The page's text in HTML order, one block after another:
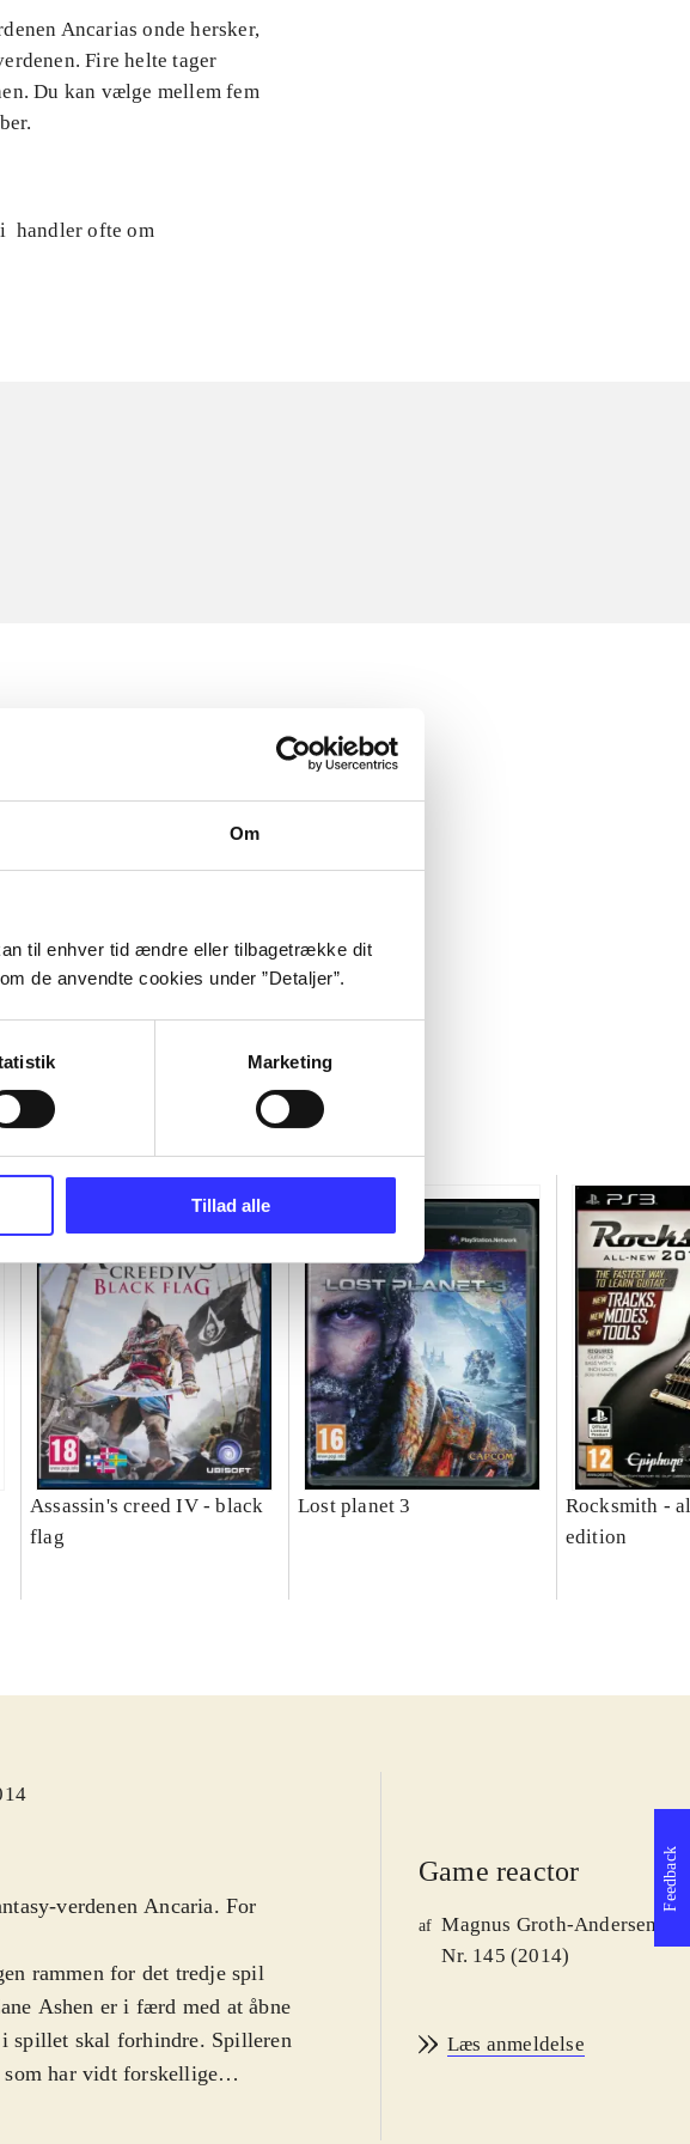
Om
til enhver tid ændre eller tilbagetrække dit
de anvendte cookies under ”Detaljer”.
Marketing
Tillad alle
Ancarias onde hersker,
Fire helte tager
Du kan vælge mellem fem
handler ofte om
Assassin's creed IV - black
flag
Lost planet 3
Rocksmith -
edition
verdenen Ancaria. For
rammen for det tredje spil
Ashen er i færd med at åbne
spillet skal forhindre. Spilleren
har vidt forskellige
Game reactor
af Magnus Groth-Andersen
Nr. 145 (2014)
Læs anmeldelse
Feedback